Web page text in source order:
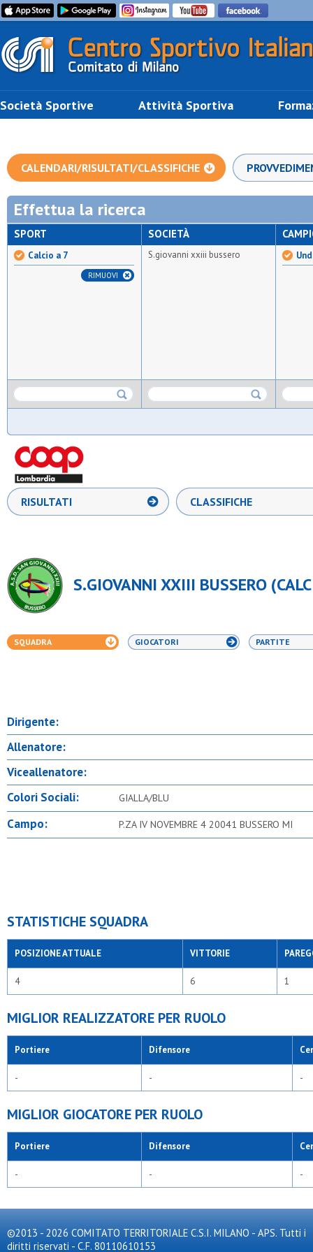
Società Sportive Attività Sportiva
CALENDARI/RISULTATI/CLASSIFICHE
Effettua la ricerca
SPORT
Calcio a 7
RIMUOVI
SOCIETÀ
S.giovanni xxiii bussero
RISULTATI CLASSIFICHE
S.GIOVANNI XXIII BUSSERO
SQUADRA GIOCATORI PARTITE
Dirigente:
Allenatore:
Viceallenatore:
Colori Sociali:
GIALLA/BLU
Campo: P.ZA IV NOVEMBRE 4 20041 BUSSERO MI
STATISTICHE SQUADRA
POSIZIONE ATTUALE VITTORIE
4 6 1
MIGLIOR REALIZZATORE PER RUOLO
Portiere Difensore
- - -
MIGLIOR GIOCATORE PER RUOLO
Portiere Difensore
- - -
©2013 - 2026 COMITATO TERRITORIALE C.S.I. MILANO - APS. Tutti i
diritti riservati - C.F. 80110610153